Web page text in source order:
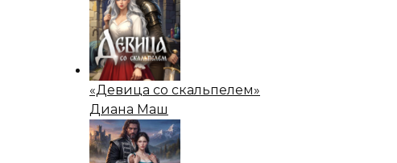
«Девица со скальпелем»
Диана Маш